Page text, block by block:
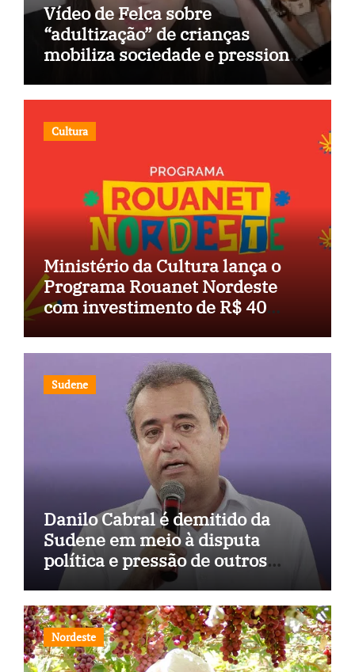
Vídeo de Felca sobre
“adultização” de crianças
mobiliza sociedade e pressiona
Cultura
Ministério da Cultura lança o
Programa Rouanet Nordeste
com investimento de R$ 40
Sudene
Danilo Cabral é demitido da
Sudene em meio à disputa
política e pressão de outros
estados
Nordeste